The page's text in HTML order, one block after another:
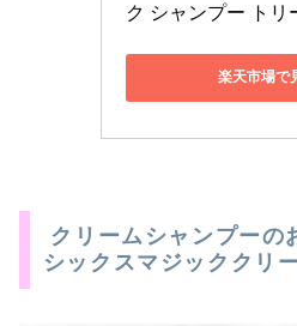
ク シャンプー トリ
楽天市場で
クリームシャンプーの
シックスマジッククリー